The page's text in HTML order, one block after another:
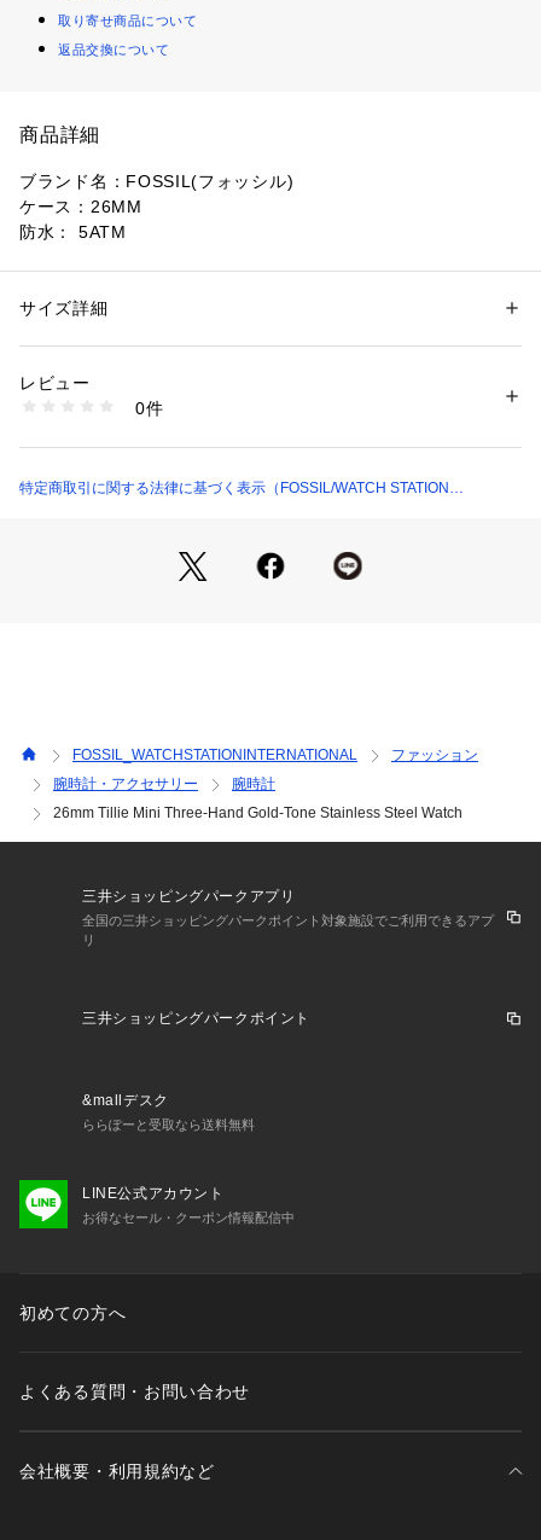
取り寄せ商品について
返品交換について
商品詳細
ブランド名：FOSSIL(フォッシル)
ケース：26MM
防水： 5ATM
保証：2年間
ージクラシックデザインをルーツに、古くから続くベストなも
のを現代にアップデートしながら、ハイクオリティなウォッ
と素材感を用いたウォッチ、タイムレスなアクセサリーなど、
パッケージは実際の画像と異なる場合がございます。
※【充電式でないクオーツ製品の場合】お買い上げいただきま
した時計にセットされている電池は、機能や性能に問題がない
かをチェックするモニター電池となっております。お買い上げ
いただくまでの期間にも電池はある程度消耗するものでご購入
対象外となりますので、予めご了承ください。
性別：レディース
素材：ステンレススチール/ステンレススチール
商品番号：
BQ3503 （ショップ）
サイズ詳細
レビュー
0件
特定商取引に関する法律に基づく表示（FOSSIL/WATCH STATION
FOSSIL_WATCHSTATIONINTERNATIONAL
ファッション
腕時計・アクセサリー
腕時計
26mm Tillie Mini Three-Hand Gold-Tone Stainless Steel Watch
三井ショッピングパークアプリ
全国の三井ショッピングパークポイント対象施設でご利用できるアプ
リ
三井ショッピングパークポイント
&mallデスク
ららぽーと受取なら送料無料
LINE公式アカウント
お得なセール・クーポン情報配信中
初めての方へ
よくある質問・お問い合わせ
会社概要・利用規約など